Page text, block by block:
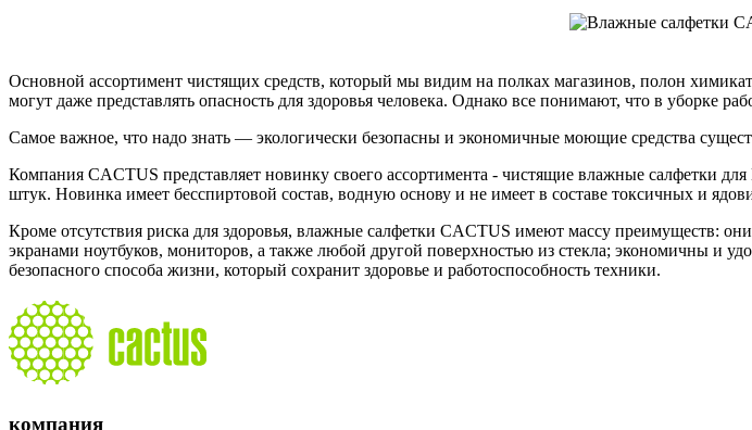
Основной ассортимент чистящих средств, который мы видим на полках магазинов, полон
могут даже представлять опасность для здоровья человека. Однако все понимают, что в уборке
Самое важное, что надо знать — экологически безопасны и экономичные моющие средства
Компания CACTUS представляет новинку своего ассортимента - чистящие влажные салфетки
штук. Новинка имеет бесспиртовой состав, водную основу и не имеет в составе токсичных и
Кроме отсутствия риска для здоровья, влажные салфетки CACTUS имеют массу преимуществ:
экранами ноутбуков, мониторов, а также любой другой поверхностью из стекла; экономичны и
безопасного способа жизни, который сохранит здоровье и работоспособность техники.
компания